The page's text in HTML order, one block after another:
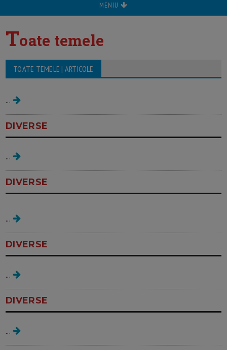
MENIU
Toate temele
TOATE TEMELE | ARTICOLEDr Alexandra Plesea
...
DIVERSE
...
DIVERSE
test runa
...
DIVERSE
...
DIVERSE
...